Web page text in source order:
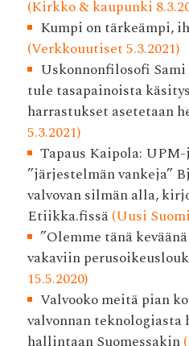
(Kirkko & kaupunki
Kumpi on tärkeämpi,
(Verkkouutiset 5.3.2021)
Uskonnonfilosofi
tule tasapainoista
harrastukset asetetaan
5.3.2021)
Tapaus Kaipola:
”järjestelmän vankeja”
valvovan silmän alla,
Etiikka.fissä(Uusi
”Olemme tänä
vakaviin
15.5.2020)
Valvooko meitä pian
valvonnan